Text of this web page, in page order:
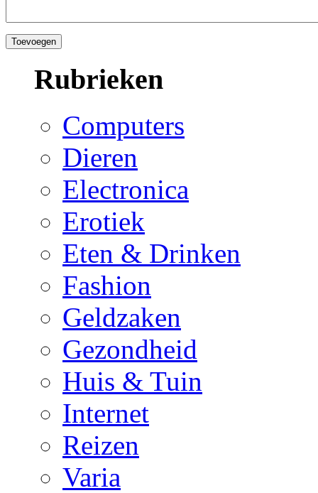
Rubrieken
Computers
Dieren
Electronica
Erotiek
Eten & Drinken
Fashion
Geldzaken
Gezondheid
Huis & Tuin
Internet
Reizen
Varia